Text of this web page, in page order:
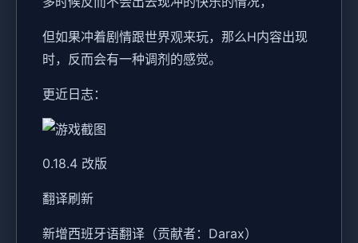
但如果冲着剧情跟世界观来玩，那么H内容出现
时，反而会有一种调剂的感觉。
更近日志：
0.18.4 改版
翻译刷新
新增西班牙语翻译（贡献者：Darax）